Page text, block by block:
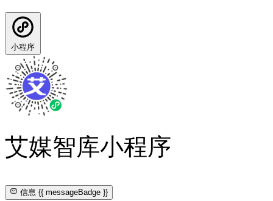
小程序
艾媒智库小程序
信息{{ messageBadge }}